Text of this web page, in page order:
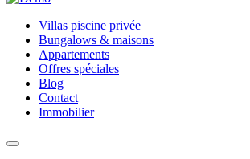
Villas piscine privée
Bungalows & maisons
Appartements
Offres spéciales
Blog
Contact
Immobilier